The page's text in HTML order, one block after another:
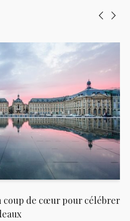
coup de cœur pour célébrer